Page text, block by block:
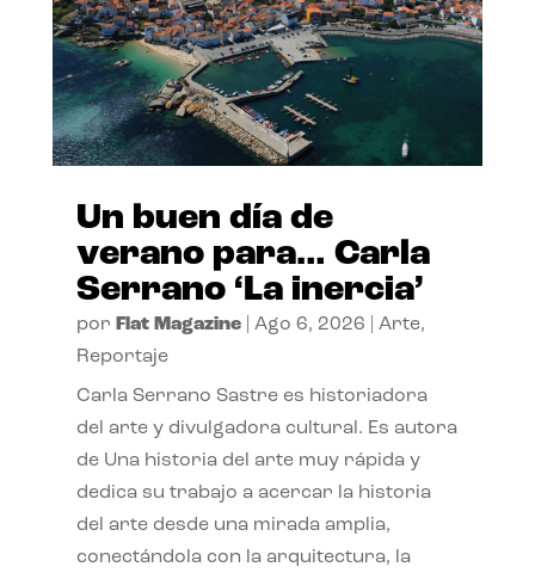
Un buen día de
verano para… Carla
Serrano ‘La inercia’
por Flat Magazine| Ago 6, 2026 Arte,
Reportaje
Carla Serrano Sastre es historiadora
del arte y divulgadora cultural. Es autora
de Una historia del arte muy rápida y
dedica su trabajo a acercar la historia
del arte desde una mirada amplia,
conectándola con la arquitectura, la